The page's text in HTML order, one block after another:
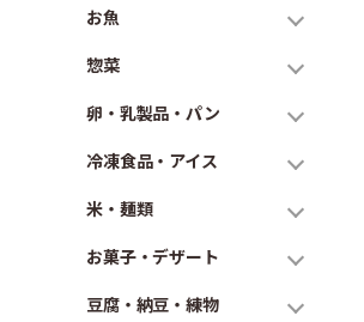
お魚
惣菜
卵・乳製品・パン
冷凍食品・アイス
米・麺類
お菓子・デザート
豆腐・納豆・練物